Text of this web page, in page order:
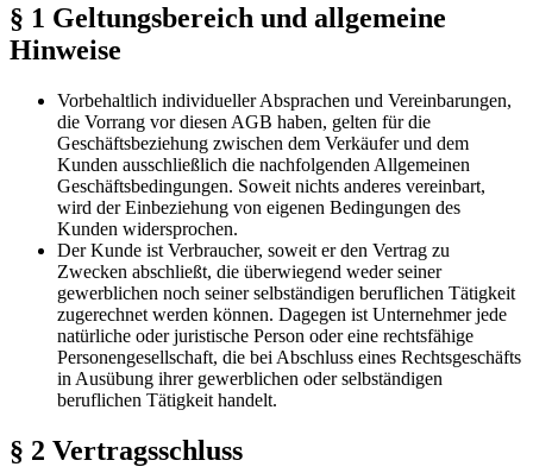
§ 1 Geltungsbereich und allgemeine
Hinweise
Vorbehaltlich individueller Absprachen und Vereinbarungen,
die Vorrang vor diesen AGB haben, gelten für die
Geschäftsbeziehung zwischen dem Verkäufer und dem
Kunden ausschließlich die nachfolgenden Allgemeinen
Geschäftsbedingungen. Soweit nichts anderes vereinbart,
wird der Einbeziehung von eigenen Bedingungen des
Kunden widersprochen.
Der Kunde ist Verbraucher, soweit er den Vertrag zu
Zwecken abschließt, die überwiegend weder seiner
gewerblichen noch seiner selbständigen beruflichen Tätigkeit
zugerechnet werden können. Dagegen ist Unternehmer jede
natürliche oder juristische Person oder eine rechtsfähige
Personengesellschaft, die bei Abschluss eines Rechtsgeschäfts
in Ausübung ihrer gewerblichen oder selbständigen
beruflichen Tätigkeit handelt.
§ 2 Vertragsschluss